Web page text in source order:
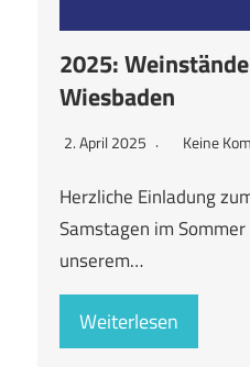
2025:
Wiesbaden
2. April 2025 Keine
Herzliche Einladung
Samstagen im
unserem…
Weiterlesen